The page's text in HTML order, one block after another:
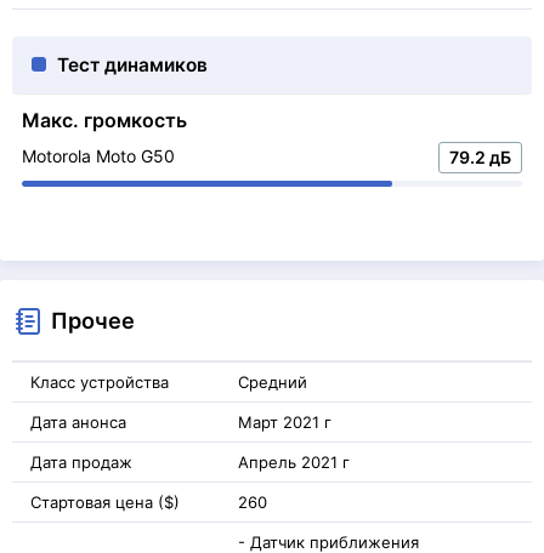
Тест динамиков
Макс. громкость
Motorola Moto G50 79.2 дБ
Прочее
Класс устройства Средний
Дата анонса Март 2021 г
Дата продаж Апрель 2021 г
Стартовая цена ($) 260
- Датчик приближения